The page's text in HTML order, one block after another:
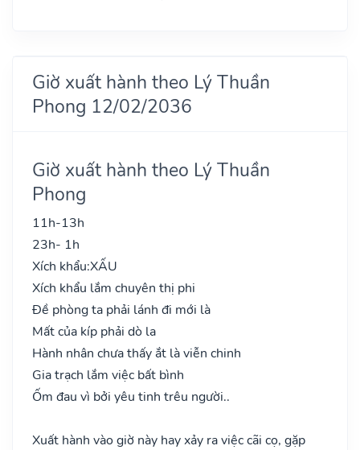
Giờ xuất hành theo Lý Thuần
Phong 12/02/2036
Giờ xuất hành theo Lý Thuần
Phong
11h-13h
23h- 1h
Xích khẩu:XẤU
Xích khẩu lắm chuyên thị phi
Đề phòng ta phải lánh đi mới là
Mất của kíp phải dò la
Hành nhân chưa thấy ắt là viễn chinh
Gia trạch lắm việc bất bình
Ốm đau vì bởi yêu tinh trêu người..
Xuất hành vào giờ này hay xảy ra việc cãi cọ, gặp